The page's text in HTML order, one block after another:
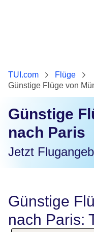
TUI.com
Flüge
Günstige Flüge von
Günstige
nach Paris
Jetzt
Günstige
nach Paris: